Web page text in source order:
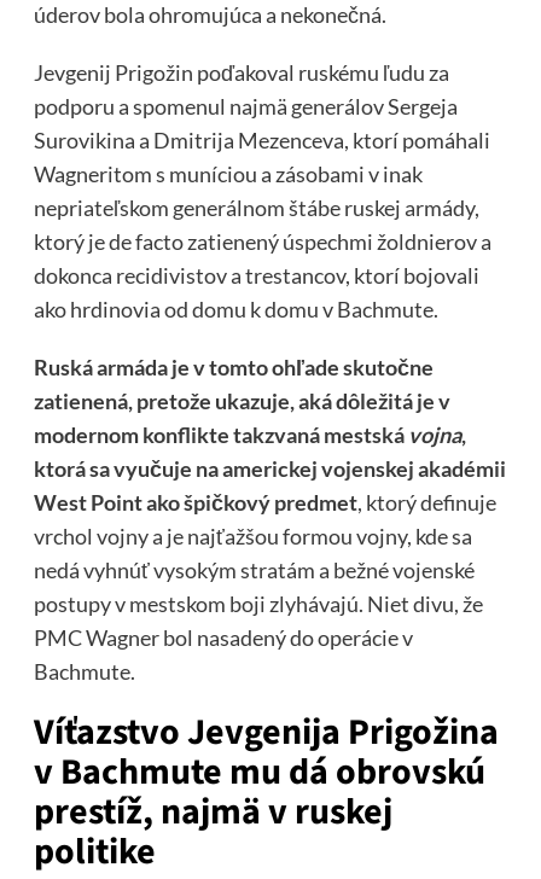
úderov bola ohromujúca a nekonečná.
Jevgenij Prigožin poďakoval ruskému ľudu za
podporu a spomenul najmä generálov Sergeja
Surovikina a Dmitrija Mezenceva, ktorí pomáhali
Wagneritom s muníciou a zásobami v inak
nepriateľskom generálnom štábe ruskej armády,
ktorý je de facto zatienený úspechmi žoldnierov a
dokonca recidivistov a trestancov, ktorí bojovali
ako hrdinovia od domu k domu v Bachmute.
Ruská armáda je v tomto ohľade skutočne
zatienená, pretože ukazuje, aká dôležitá je v
modernom konflikte takzvaná mestská vojna,
ktorá sa vyučuje na americkej vojenskej akadémii
West Point ako špičkový predmet, ktorý definuje
vrchol vojny a je najťažšou formou vojny, kde sa
nedá vyhnúť vysokým stratám a bežné vojenské
postupy v mestskom boji zlyhávajú. Niet divu, že
PMC Wagner bol nasadený do operácie v
Bachmute.
Víťazstvo Jevgenija Prigožina
v Bachmute mu dá obrovskú
prestíž, najmä v ruskej
politike